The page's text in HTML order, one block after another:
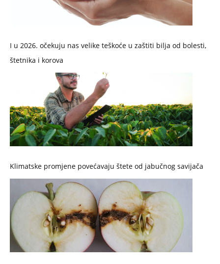
I u 2026. očekuju nas velike teškoće u zaštiti bilja od bolesti,
štetnika i korova
Klimatske promjene povećavaju štete od jabučnog savijača